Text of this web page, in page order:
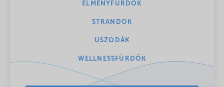
ÉLMÉNYFÜRDŐK
STRANDOK
USZODÁK
WELLNESSFÜRDŐK